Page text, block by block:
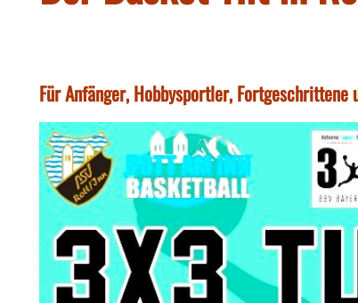
Für Anfänger, Hobbysportler,